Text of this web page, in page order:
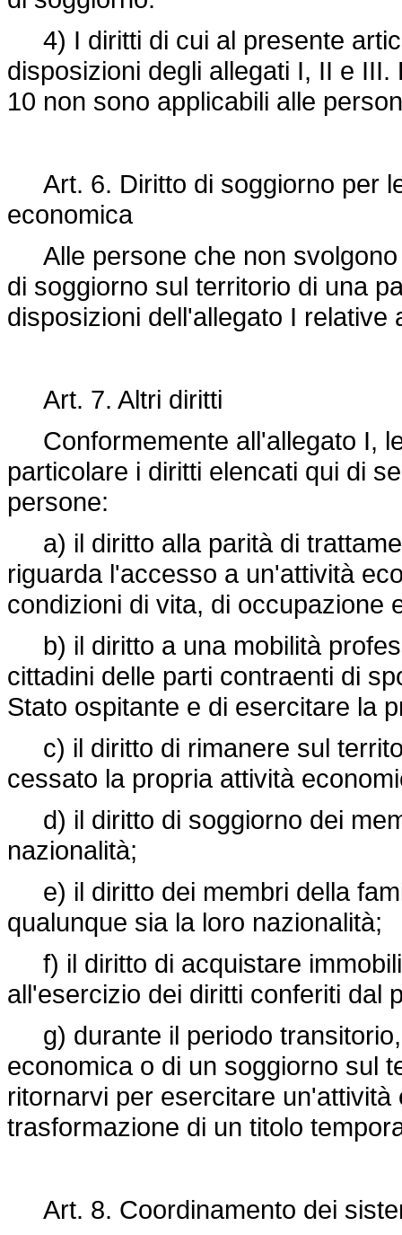
4) I diritti di cui al presente
disposizioni degli allegati I, II e
10 non sono applicabili alle
Art. 6. Diritto di soggiorno per
economica
Alle persone che non svolgono
di soggiorno sul territorio di una
disposizioni dell'allegato I
Art. 7. Altri diritti
Conformemente all'allegato I,
particolare i diritti elencati qui di
persone:
a) il diritto alla parità di
riguarda l'accesso a un'attività
condizioni di vita, di occupazione
b) il diritto a una mobilità
cittadini delle parti contraenti di
Stato ospitante e di esercitare la
c) il diritto di rimanere sul
cessato la propria attività
d) il diritto di soggiorno dei
nazionalità;
e) il diritto dei membri della
qualunque sia la loro nazionalità;
f) il diritto di acquistare
all'esercizio dei diritti conferiti dal
g) durante il periodo
economica o di un soggiorno sul
ritornarvi per esercitare
trasformazione di un titolo
Art. 8. Coordinamento dei